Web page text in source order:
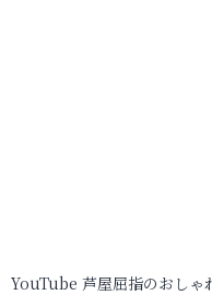
YouTube 芦屋屈指のおしゃ